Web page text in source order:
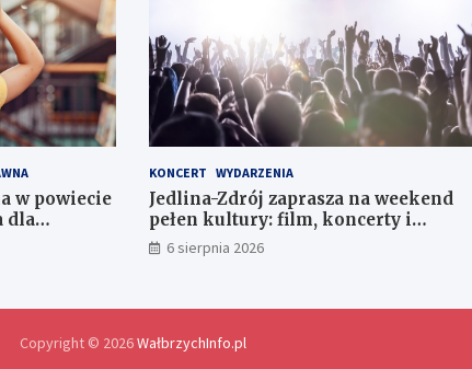
w powiecie
dla
KONCERT WYDARZENIA
Jedlina-Zdrój zaprasza na weekend
pełen kultury: film, koncerty i
uzdrowiskowe treningi
6 sierpnia 2026
Copyright © 2026WałbrzychInfo.pl